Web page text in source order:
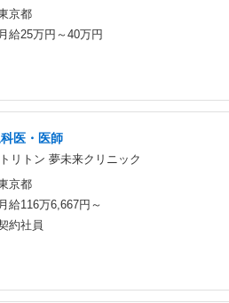
京都
月給25万円～40万円
医・医師
リトン 夢未来クリニック
京都
月給116万6,667円～
約社員